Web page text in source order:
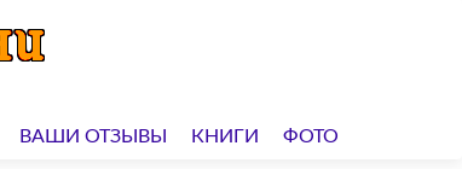
ВАШИ ОТЗЫВЫ КНИГИ ФОТО